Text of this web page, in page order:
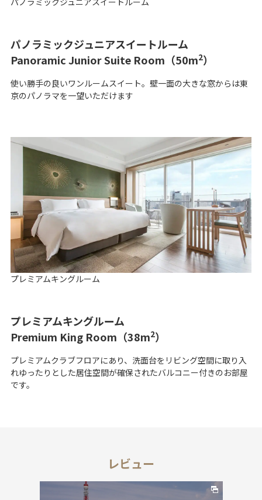
パノラミックジュニアスイートルーム
Panoramic Junior Suite Room（50m2）
使い勝手の良いワンルームスイート。壁一面の大きな窓からは東
京のパノラマを一望いただけます
プレミアムキングルーム
プレミアムキングルーム
Premium King Room（38m2）
プレミアムクラブフロアにあり、洗面台をリビング空間に取り入
れゆったりとした居住空間が確保されたバルコニー付きのお部屋
です。
レビュー